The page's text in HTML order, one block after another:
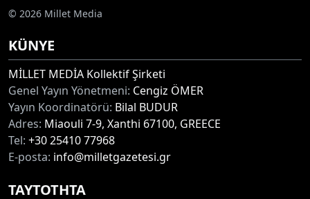
© 2026 Millet Media
KÜNYE
MİLLET MEDİA Kollektif Şirketi
Genel Yayın Yönetmeni: Cengiz ÖMER
Yayın Koordinatörü: Bilal BUDUR
Adres: Miaouli 7-9, Xanthi 67100, GREECE
Tel: +30 25410 77968
E-posta: info@milletgazetesi.gr
ΤΑΥΤΟΤΗΤΑ